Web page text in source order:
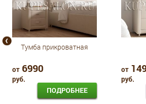
Тумба прикроватная
от 6990
руб.
ПОДРОБНЕЕ
от
руб.